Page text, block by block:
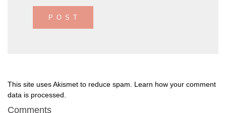
This site uses Akismet to reduce spam. Learn how your comment
data is processed.
Comments